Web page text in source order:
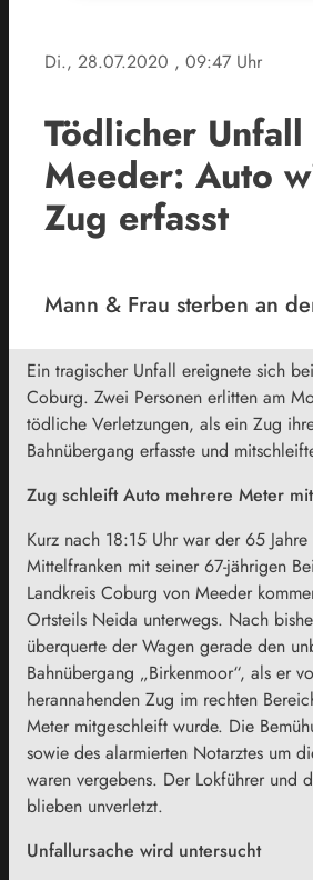
Di., 28.07.2020 , 09:47 Uhr
Tödlicher
Meeder: Auto
Zug erfasst
Mann & Frau sterben an
Ein tragischer Unfall ereignete sich
Coburg. Zwei Personen erlitten am
tödliche Verletzungen, als ein Zug
Bahnübergang erfasste und
Zug schleift Auto mehrere Meter mit
Kurz nach 18:15 Uhr war der 65
Mittelfranken mit seiner 67-jährigen
Landkreis Coburg von Meeder
Ortsteils Neida unterwegs. Nach
überquerte der Wagen gerade den
Bahnübergang „Birkenmoor“, als er
herannahenden Zug im rechten
Meter mitgeschleift wurde. Die
sowie des alarmierten Notarztes um
waren vergebens. Der Lokführer und
blieben unverletzt.
Unfallursache wird untersucht